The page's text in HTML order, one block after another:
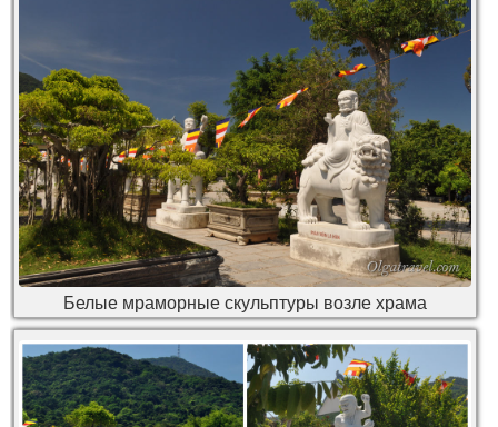
Белые мраморные скульптуры возле храма